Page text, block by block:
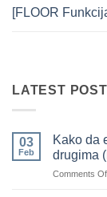
[FLOOR
LATEST
03
Feb
Kako da
drugima
Comments